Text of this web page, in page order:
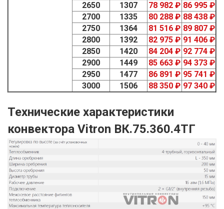
2650
1307 78 982 ₽ 86 995 ₽
2700
1335 80 288 ₽ 88 438 ₽
2750
1364 81 516 ₽ 89 807 ₽
2800
1392 82 975 ₽ 91 406 ₽
2850
1420 84 204 ₽ 92 774 ₽
2900
1449 85 663 ₽ 94 373 ₽
2950
1477 86 891 ₽ 95 741 ₽
3000
1506 88 350 ₽ 97 340 ₽
Технические характеристики
конвектора Vitron ВК.75.360.4ТГ